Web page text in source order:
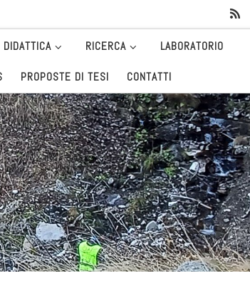
DIDATTICA RICERCA LABORATORIO
PROPOSTE DI TESI CONTATTI